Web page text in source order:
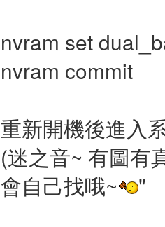
nvram set
nvram commit
重新開機後進入
(迷之音~ 有圖有
會自己找哦~
"